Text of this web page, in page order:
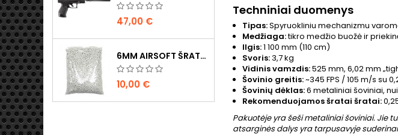
47,00 €
6MM AIRSOFT ŠRATAI - 2000 VNT., 0,20G, AUKŠTOS KOKYBĖS
10,00 €
Techniniai duomenys
Tipas:Spyruokliniu mechanizmu
Medžiaga:tikro medžio buožė ir
Ilgis:1 100 mm (110 cm)
Svoris:3,7 kg
Vidinis vamzdis:525 mm, 6,02 mm
Šovinio greitis:~345 FPS / 105 m/s su
Šovinių dėklas:6 metaliniai šoviniai,
Rekomenduojamos šratai šratai:
Pakuotėje yra šeši metaliniai šoviniai. Jie
atsarginės dalys yra tarpusavyje